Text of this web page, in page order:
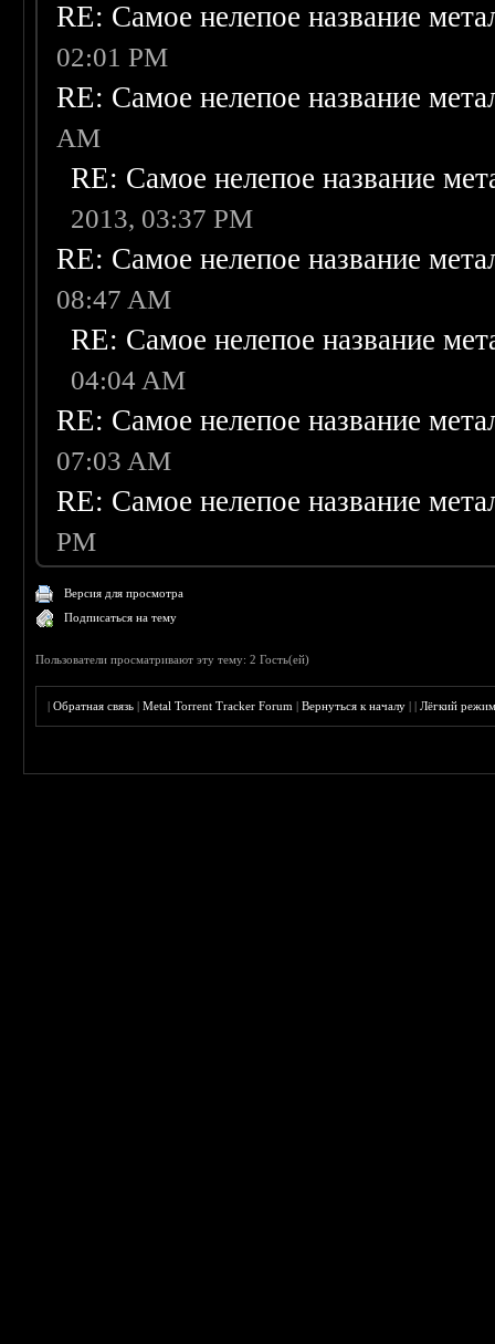
RE: Самое нелепое название
02:01 PM
RE: Самое нелепое название
AM
RE: Самое нелепое название
2013, 03:37 PM
RE: Самое нелепое название
08:47 AM
RE: Самое нелепое название
04:04 AM
RE: Самое нелепое название
07:03 AM
RE: Самое нелепое название
PM
Версия для просмотра
Подписаться на тему
Пользователи просматривают эту тему: 2 Гость(ей)
|Обратная связь |Metal Torrent Tracker Forum |Вернуться к началу ||Лёгкий